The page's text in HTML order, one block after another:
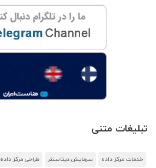
تبلیغات متنی
خدمات مرکز داده سرمایش دیتاسنتر طراحی مرکز داده